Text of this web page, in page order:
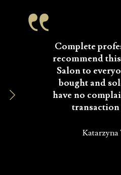
Complete
recommend
Salon to
bought and
have no
transaction
Katarzyna